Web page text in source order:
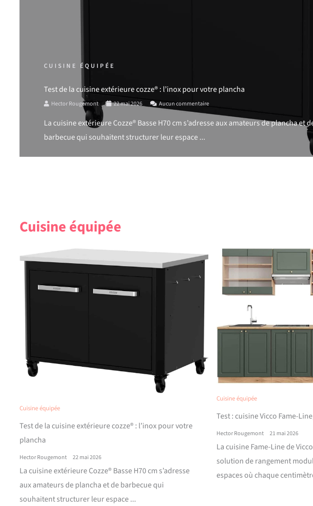
CUISINE ÉQUIPÉE
Test de la cuisine extérieure cozze® : l’inox pour votre plancha
Hector Rougemont 22 mai 2026 Aucun commentaire
La cuisine extérieure Cozze® Basse H70 cm s’adresse aux amateurs de plancha et
barbecue qui souhaitent structurer leur espace ...
Cuisine équipée
Cuisine équipée
Test de la cuisine extérieure cozze® : l’inox pour votre
plancha
Hector Rougemont 22 mai 2026
La cuisine extérieure Cozze® Basse H70 cm s’adresse
aux amateurs de plancha et de barbecue qui
souhaitent structurer leur espace ...
Cuisine équipée
Test : cuisine Vicco Fame-
Hector Rougemont 21 mai 2026
La cuisine Fame-Line de
solution de rangement
espaces où chaque